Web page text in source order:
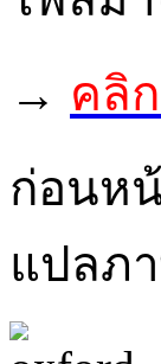
→ คลิ
ก่อนห
แปลภ